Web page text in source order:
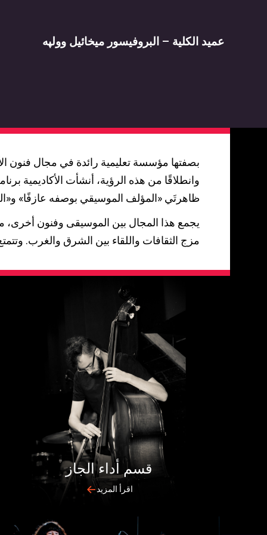
عميد الكلية – البروفيسور ميخائيل وولپه
بصفتها مؤسسة تعليمية رائدة في مجال فنون
وانطلاقًا من هذه الرؤية، أنشأت الأكاديمية
ظاهرتَي «المؤلف الموسيقي بوصفه عازفًا»
يجمع هذا المجال بين الموسيقى وفنون أخرى،
مزج الثقافات واللقاء بين الشرق والغرب.
قسم أداء الجاز
اقرأ المزيد